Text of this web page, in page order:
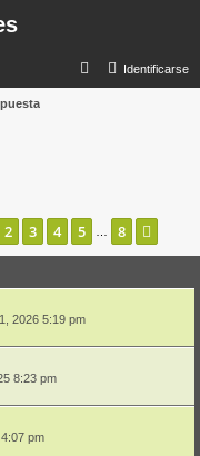
Identificarse
de
2 3 4 5 8
2026 5:19 pm
8:23 pm
pm